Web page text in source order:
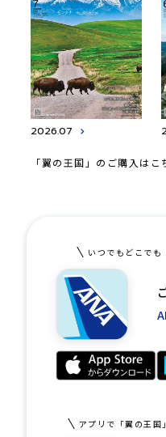
2026.07
「翼の王国」のご購入はこ
いつでもどこでも
アプリで「翼の王国